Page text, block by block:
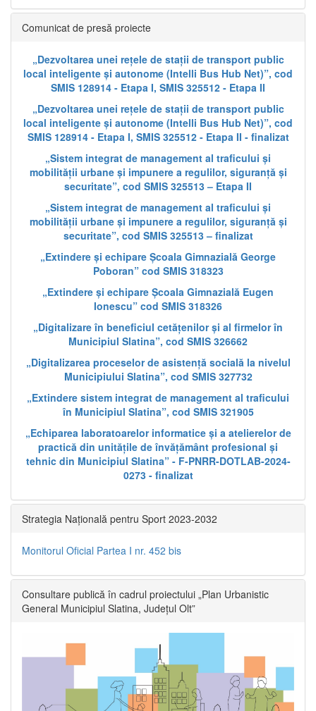
Comunicat de presă proiecte
„Dezvoltarea unei rețele de stații de transport public
local inteligente și autonome (Intelli Bus Hub Net)”, cod
SMIS 128914 - Etapa I, SMIS 325512 - Etapa II
„Dezvoltarea unei rețele de stații de transport public
local inteligente și autonome (Intelli Bus Hub Net)”, cod
SMIS 128914 - Etapa I, SMIS 325512 - Etapa II - finalizat
„Sistem integrat de management al traficului și
mobilității urbane și impunere a regulilor, siguranță și
securitate”, cod SMIS 325513 – Etapa II
„Sistem integrat de management al traficului și
mobilității urbane și impunere a regulilor, siguranță și
securitate”, cod SMIS 325513 – finalizat
„Extindere și echipare Școala Gimnazială George
Poboran” cod SMIS 318323
„Extindere și echipare Școala Gimnazială Eugen
Ionescu” cod SMIS 318326
„Digitalizare în beneficiul cetățenilor și al firmelor în
Municipiul Slatina”, cod SMIS 326662
„Digitalizarea proceselor de asistență socială la nivelul
Municipiului Slatina”, cod SMIS 327732
„Extindere sistem integrat de management al traficului
în Municipiul Slatina”, cod SMIS 321905
„Echiparea laboratoarelor informatice și a atelierelor de
practică din unitățile de învățământ profesional și
tehnic din Municipiul Slatina” - F-PNRR-DOTLAB-2024-
0273 - finalizat
Strategia Națională pentru Sport 2023-2032
Monitorul Oficial Partea I nr. 452 bis
Consultare publică în cadrul proiectului „Plan Urbanistic
General Municipiul Slatina, Județul Olt”